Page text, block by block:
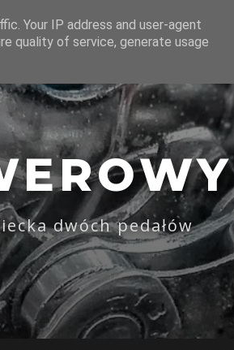
dwóch pedałów
Your IP address and user-agent
quality of service, generate usage